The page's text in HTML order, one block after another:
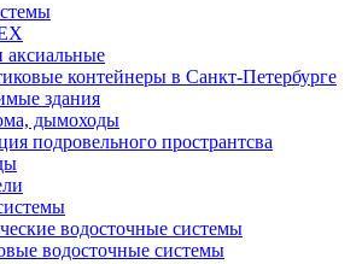
контейнеры в Санкт-Петербурге
здания
дымоходы
подровельного пространтсва
водосточные системы
водосточные системы